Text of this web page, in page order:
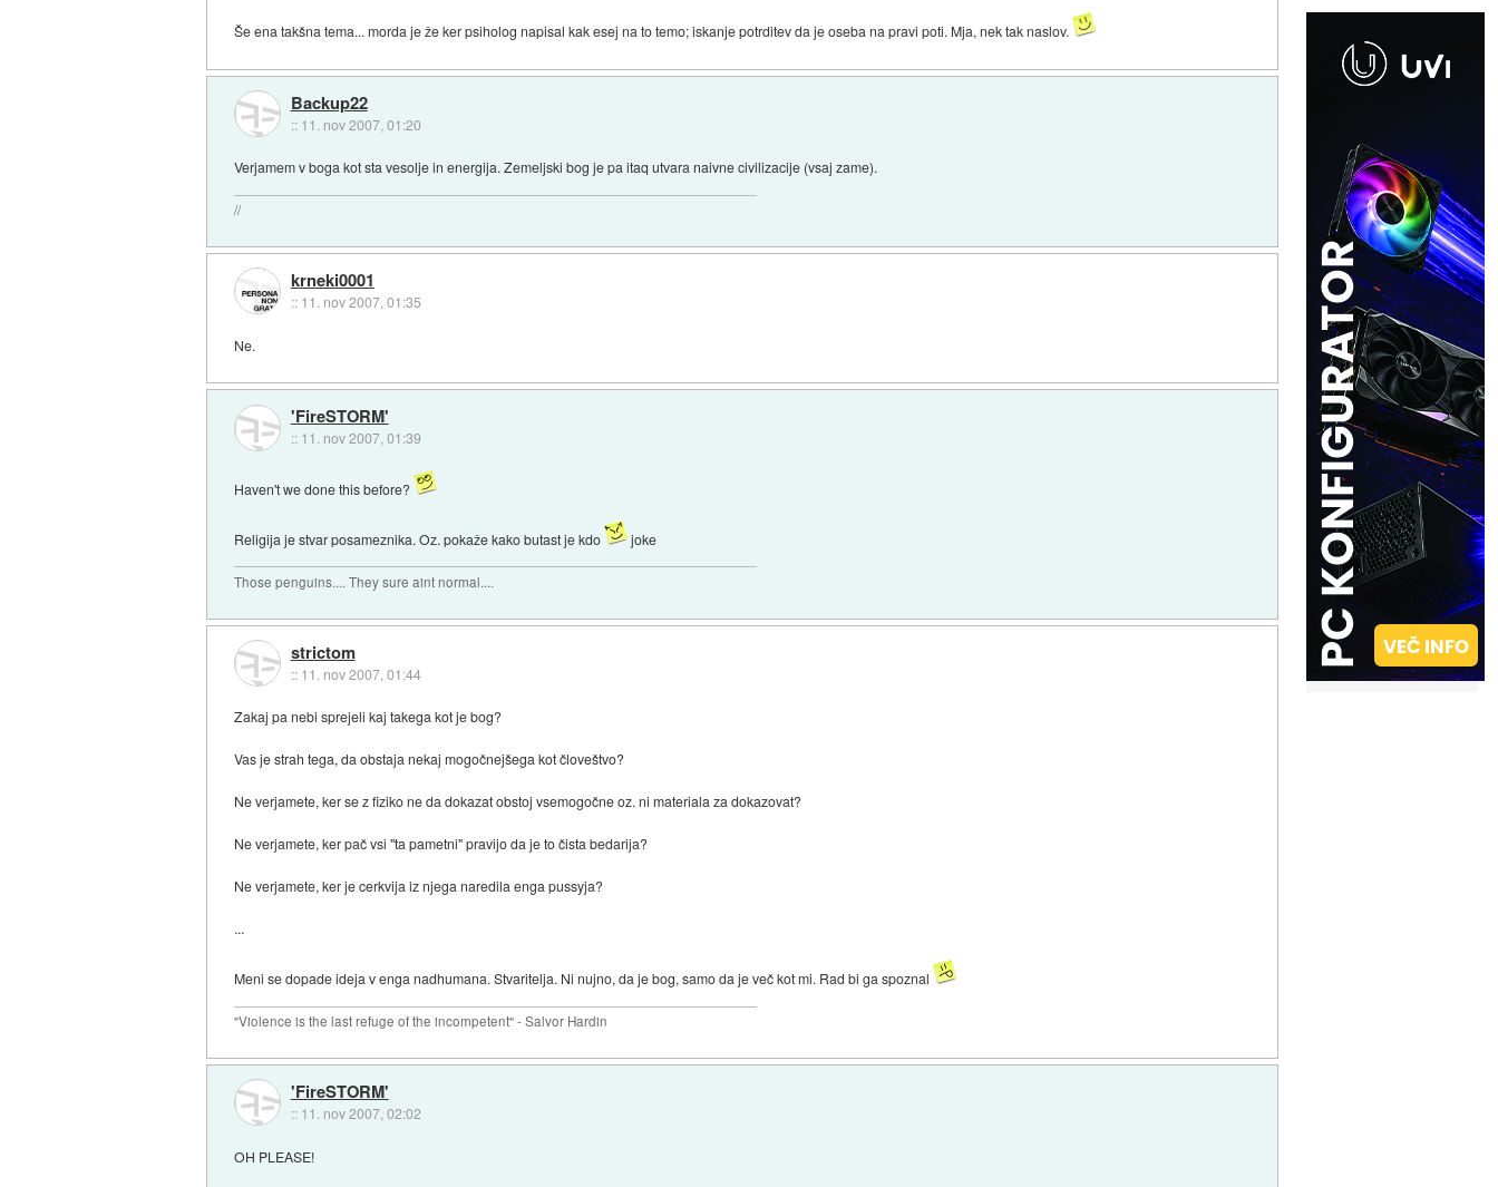
Še ena takšna tema... morda je že ker psiholog napisal kak esej na to temo; iskanje potrditev da je oseba na pravi poti. Mja, nek tak naslov.
Backup22
:: 11. nov 2007, 01:20
Verjamem v boga kot sta vesolje in energija. Zemeljski bog je pa itaq utvara naivne civilizacije (vsaj zame).
//
krneki0001
:: 11. nov 2007, 01:35
Ne.
'FireSTORM'
:: 11. nov 2007, 01:39
Haven't we done this before?
Religija je stvar posameznika. Oz. pokaže kako butast je kdo joke
Those penguins.... They sure aint normal....
strictom
:: 11. nov 2007, 01:44
Zakaj pa nebi sprejeli kaj takega kot je bog?
Vas je strah tega, da obstaja nekaj mogočnejšega kot človeštvo?
Ne verjamete, ker se z fiziko ne da dokazat obstoj vsemogočne oz. ni materiala za dokazovat?
Ne verjamete, ker pač vsi "ta pametni" pravijo da je to čista bedarija?
Ne verjamete, ker je cerkvija iz njega naredila enga pussyja?
...
Meni se dopade ideja v enga nadhumana. Stvaritelja. Ni nujno, da je bog, samo da je več kot mi. Rad bi ga spoznal
"Violence is the last refuge of the incompetent" - Salvor Hardin
'FireSTORM'
:: 11. nov 2007, 02:02
OH PLEASE!